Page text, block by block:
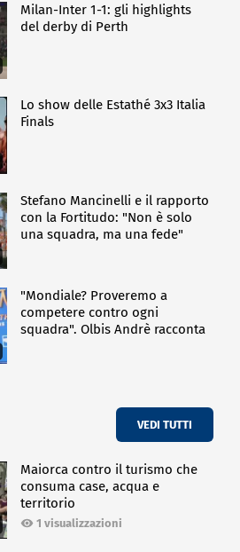
Milan-Inter 1-1: gli highlights
del derby di Perth
Lo show delle Estathé 3x3 Italia
Finals
Stefano Mancinelli e il rapporto
con la Fortitudo: "Non è solo
una squadra, ma una fede"
"Mondiale? Proveremo a
competere contro ogni
squadra". Olbis Andrè racconta
VEDI TUTTI
Maiorca contro il turismo che
consuma case, acqua e
territorio
1 visualizzazioni